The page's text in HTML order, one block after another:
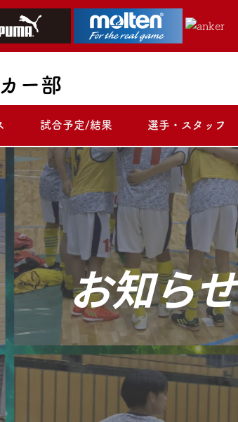
ー部
試合予定/結果 選手・スタッフ
お知らせ